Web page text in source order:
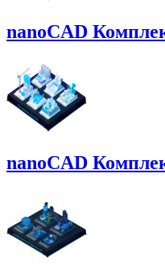
nanoCAD
nanoCAD